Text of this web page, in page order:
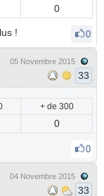
0
! 0
05 Novembre 2015
33
+ de 300
0
0
04 Novembre 2015
33